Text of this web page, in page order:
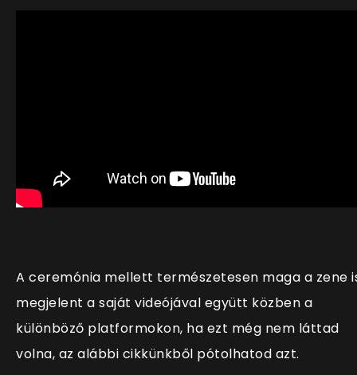
A ceremónia mellett természetesen maga a zene
megjelent a saját videójával együtt közben a
különböző platformokon, ha ezt még nem láttad
volna, az alábbi cikkünkből pótolhatod azt.